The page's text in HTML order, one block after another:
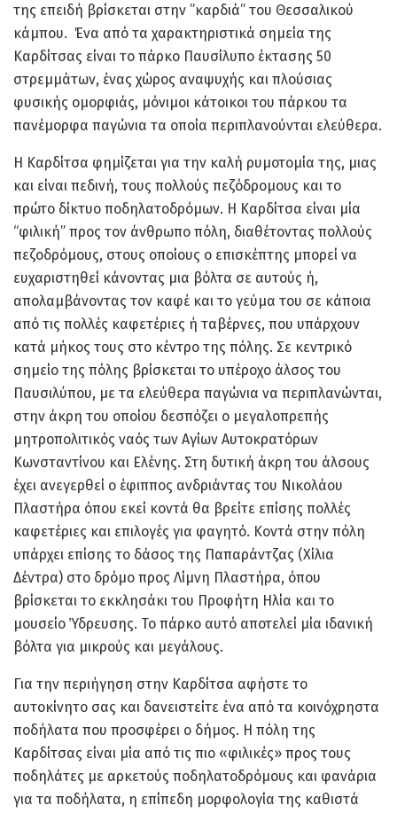
της επειδή βρίσκεται στην ”καρδιά” του Θεσσαλικού
κάμπου. Ένα από τα χαρακτηριστικά σημεία της
Καρδίτσας είναι το πάρκο Παυσίλυπο έκτασης 50
στρεμμάτων, ένας χώρος αναψυχής και πλούσιας
φυσικής ομορφιάς, μόνιμοι κάτοικοι του πάρκου τα
πανέμορφα παγώνια τα οποία περιπλανούνται ελεύθερα.
Η Καρδίτσα φημίζεται για την καλή ρυμοτομία της, μιας
και είναι πεδινή, τους πολλούς πεζόδρομους και το
πρώτο δίκτυο ποδηλατοδρόμων. Η Καρδίτσα είναι μία
“φιλική” προς τον άνθρωπο πόλη, διαθέτοντας πολλούς
πεζοδρόμους, στους οποίους ο επισκέπτης μπορεί να
ευχαριστηθεί κάνοντας μια βόλτα σε αυτούς ή,
απολαμβάνοντας τον καφέ και το γεύμα του σε κάποια
από τις πολλές καφετέριες ή ταβέρνες, που υπάρχουν
κατά μήκος τους στο κέντρο της πόλης. Σε κεντρικό
σημείο της πόλης βρίσκεται το υπέροχο άλσος του
Παυσιλύπου, με τα ελεύθερα παγώνια να περιπλανώνται,
στην άκρη του οποίου δεσπόζει ο μεγαλοπρεπής
μητροπολιτικός ναός των Αγίων Αυτοκρατόρων
Κωνσταντίνου και Ελένης. Στη δυτική άκρη του άλσους
έχει ανεγερθεί ο έφιππος ανδριάντας του Νικολάου
Πλαστήρα όπου εκεί κοντά θα βρείτε επίσης πολλές
καφετέριες και επιλογές για φαγητό. Κοντά στην πόλη
υπάρχει επίσης το δάσος της Παπαράντζας (Χίλια
Δέντρα) στο δρόμο προς Λίμνη Πλαστήρα, όπου
βρίσκεται το εκκλησάκι του Προφήτη Ηλία και το
μουσείο Ύδρευσης. Το πάρκο αυτό αποτελεί μία ιδανική
βόλτα για μικρούς και μεγάλους.
Για την περιήγηση στην Καρδίτσα αφήστε το
αυτοκίνητο σας και δανειστείτε ένα από τα κοινόχρηστα
ποδήλατα που προσφέρει ο δήμος. Η πόλη της
Καρδίτσας είναι μία από τις πιο «φιλικές» προς τους
ποδηλάτες με αρκετούς ποδηλατοδρόμους και φανάρια
για τα ποδήλατα, η επίπεδη μορφολογία της καθιστά